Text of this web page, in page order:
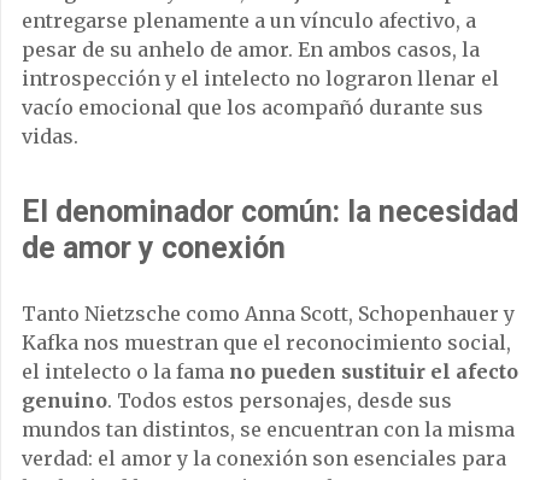
entregarse plenamente a un vínculo afectivo, a
pesar de su anhelo de amor. En ambos casos, la
introspección y el intelecto no lograron llenar el
vacío emocional que los acompañó durante sus
vidas.
El denominador común: la necesidad
de amor y conexión
Tanto Nietzsche como Anna Scott, Schopenhauer y
Kafka nos muestran que el reconocimiento social,
el intelecto o la fama no pueden sustituir el afecto
genuino. Todos estos personajes, desde sus
mundos tan distintos, se encuentran con la misma
verdad: el amor y la conexión son esenciales para